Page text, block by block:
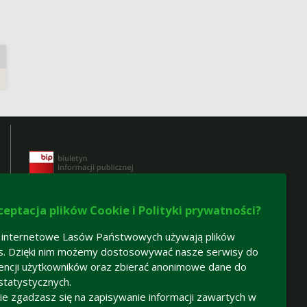
Certyfikaty gospodarki leśnej:
-certyfikat FSC®
plików Cookie i Polityki prywatności?
Lasów Państwowych używają plików
Dzięki nim możemy dostosowywać nasze serwisy do
użytkowników oraz zbierać anonimowe dane do
zgadzasz się na zapisywanie informacji zawartych w